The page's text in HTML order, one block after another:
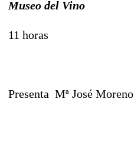
Museo del Vino
11 horas
Presenta Mª José Moreno